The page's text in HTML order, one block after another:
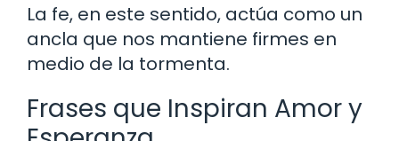
La fe, en este sentido, actúa como un
ancla que nos mantiene firmes en
medio de la tormenta.
Frases que Inspiran Amor y